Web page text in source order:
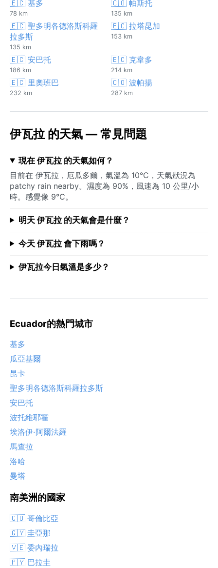
🇪🇨 基多
78 km
🇨🇴 帕斯托
135 km
🇪🇨 聖多明各德洛斯科羅
拉多斯
135 km
🇪🇨 拉塔昆加
153 km
🇪🇨 安巴托
186 km
🇪🇨 克韋多
214 km
🇪🇨 里奧班巴
232 km
🇨🇴 波帕揚
287 km
伊瓦拉 的天氣 — 常見問題
現在 伊瓦拉 的天氣如何？
目前在 伊瓦拉，厄瓜多爾，氣溫為 10°C，天氣狀況為
patchy rain nearby。濕度為 90%，風速為 10 公里/小
時。感覺像 9°C。
明天 伊瓦拉 的天氣會是什麼？
今天 伊瓦拉 會下雨嗎？
伊瓦拉今日氣溫是多少？
Ecuador的熱門城市
基多
瓜亞基爾
昆卡
聖多明各德洛斯科羅拉多斯
安巴托
波托維耶霍
埃洛伊·阿爾法羅
馬查拉
洛哈
曼塔
南美洲的國家
🇨🇴 哥倫比亞
🇬🇾 圭亞那
🇻🇪 委內瑞拉
🇵🇾 巴拉圭